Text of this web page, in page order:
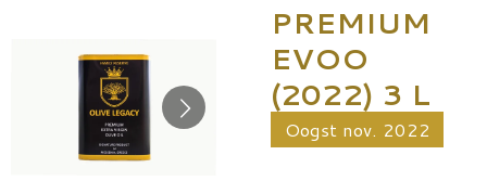
PREMIUM
EVOO
(2022) 3 L
Oogst nov. 2022